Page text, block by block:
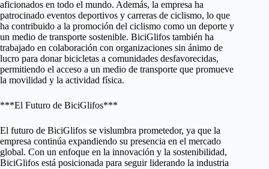
aficionados en todo el mundo. Además, la empresa ha
patrocinado eventos deportivos y carreras de ciclismo, lo que
ha contribuido a la promoción del ciclismo como un deporte y
un medio de transporte sostenible. BiciGlifos también ha
trabajado en colaboración con organizaciones sin ánimo de
lucro para donar bicicletas a comunidades desfavorecidas,
permitiendo el acceso a un medio de transporte que promueve
la movilidad y la actividad física.
***El Futuro de BiciGlifos***
El futuro de BiciGlifos se vislumbra prometedor, ya que la
empresa continúa expandiendo su presencia en el mercado
global. Con un enfoque en la innovación y la sostenibilidad,
BiciGlifos está posicionada para seguir liderando la industria